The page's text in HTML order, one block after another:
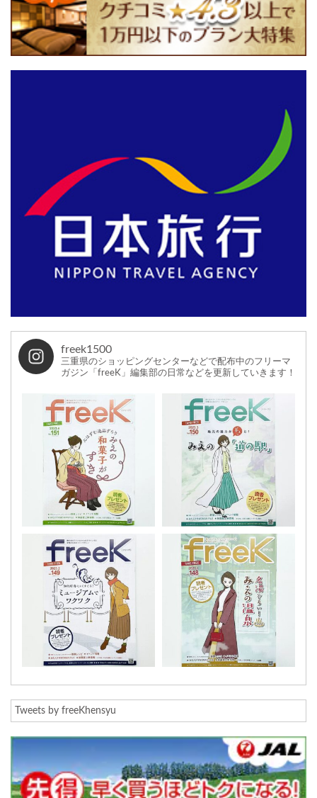
freek1500
三重県のショッピングセンターなどで配布中のフリーマ
ガジン「freeK」編集部の日常などを更新していきます！
Tweets by freeKhensyu